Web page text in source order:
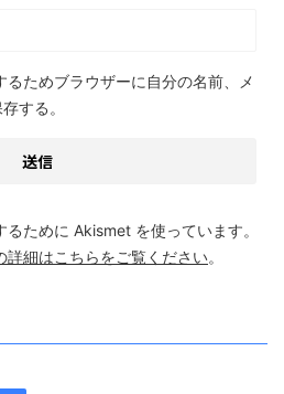
るためブラウザーに自分の名前、メ
する。
ために Akismet を使っています。
詳細はこちらをご覧ください。